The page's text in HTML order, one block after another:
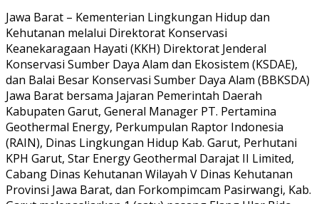
Link
Share
Jawa Barat – Kementerian Lingkungan Hidup dan
Kehutanan melalui Direktorat Konservasi
Keanekaragaan Hayati (KKH) Direktorat Jenderal
Konservasi Sumber Daya Alam dan Ekosistem (KSDAE),
dan Balai Besar Konservasi Sumber Daya Alam (BBKSDA)
Jawa Barat bersama Jajaran Pemerintah Daerah
Kabupaten Garut, General Manager PT. Pertamina
Geothermal Energy, Perkumpulan Raptor Indonesia
(RAIN), Dinas Lingkungan Hidup Kab. Garut, Perhutani
KPH Garut, Star Energy Geothermal Darajat II Limited,
Cabang Dinas Kehutanan Wilayah V Dinas Kehutanan
Provinsi Jawa Barat, dan Forkompimcam Pasirwangi, Kab.